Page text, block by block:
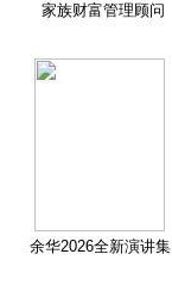
家族财富管理顾问
余华2026全新演讲集